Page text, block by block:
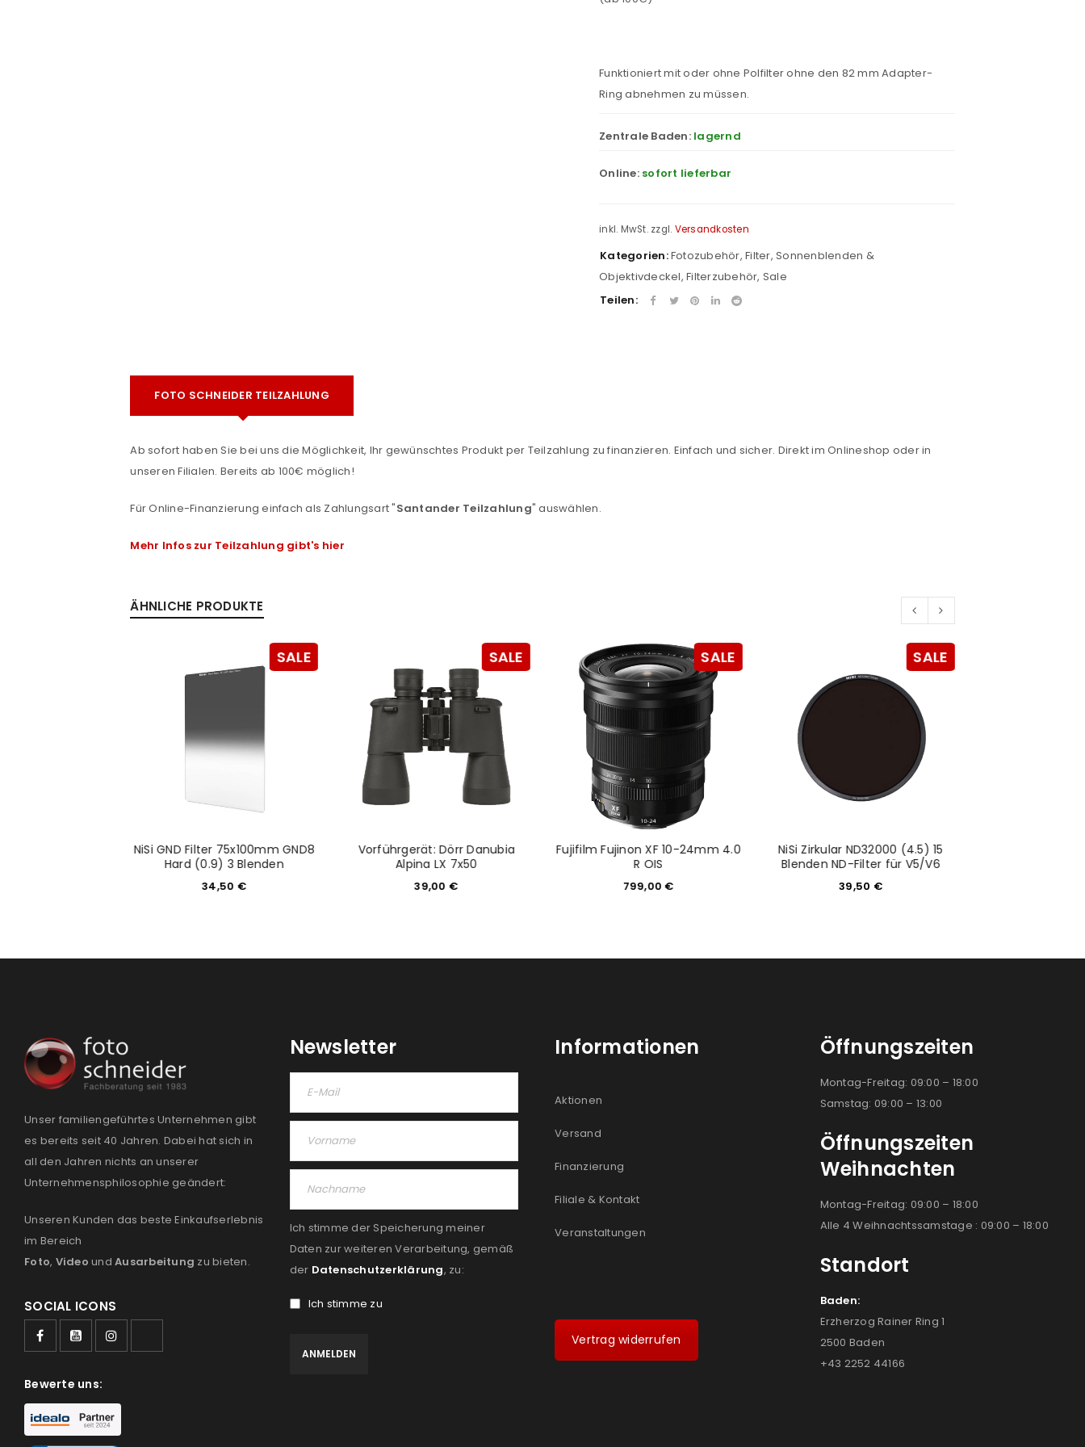
Anmeldeformular geschützt durch
ANMELDEN
Mail-Adresse gesendet.
REGISTRIEREN
Funktioniert mit oder ohne Polfilter ohne den 82 mm Adapter-
Ring abnehmen zu müssen.
Zentrale Baden: lagernd
Online: sofort lieferbar
inkl. MwSt. zzgl. Versandkosten
Kategorien:Fotozubehör, Filter, Sonnenblenden &
Objektivdeckel, Filterzubehör, Sale
Teilen:
FOTO SCHNEIDER TEILZAHLUNG
Ab sofort haben Sie bei uns die Möglichkeit, Ihr gewünschtes Produkt per Teilzahlung zu finanzieren. Einfach und sicher. Direkt im Onlineshop oder in
unseren Filialen. Bereits ab 100€ möglich!
Für Online-Finanzierung einfach als Zahlungsart "Santander Teilzahlung" auswählen.
Mehr Infos zur Teilzahlung gibt's hier
ÄHNLICHE PRODUKTE
SALE
NiSi GND Filter 75x100mm GND8
Hard (0.9) 3 Blenden
34,50 €
SALE
Vorführgerät: Dörr Danubia
Alpina LX 7x50
39,00 €
SALE
Fujifilm Fujinon XF 10-24mm 4.0
R OIS
799,00€
SALE
NiSi Zirkular ND32000 (4.5) 15
Blenden ND-Filter für V5/V6
39,50 €
Unser familiengeführtes Unternehmen gibt
es bereits seit 40 Jahren. Dabei hat sich in
all den Jahren nichts an unserer
Unternehmensphilosophie geändert:
Unseren Kunden das beste Einkaufserlebnis
im Bereich
Foto, Video und Ausarbeitung zu bieten.
SOCIAL ICONS
Bewerte uns:
Newsletter
Ich stimme der Speicherung meiner
Daten zur weiteren Verarbeitung, gemäß
der Datenschutzerklärung, zu:
Ich stimme zu
Informationen
Aktionen
Versand
Finanzierung
Filiale & Kontakt
Veranstaltungen
Vertrag widerrufen
Öffnungszeiten
Montag-Freitag: 09:00 – 18:00
Samstag: 09:00 – 13:00
Öffnungszeiten
Weihnachten
Montag-Freitag: 09:00 – 18:00
Alle 4 Weihnachtssamstage : 09:00 – 18:00
Standort
Baden:
Erzherzog Rainer Ring 1
2500 Baden
+43 2252 44166